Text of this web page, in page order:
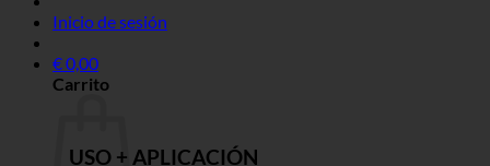
Inicio de sesión
€0,00
Carrito
USO + APLICACIÓN